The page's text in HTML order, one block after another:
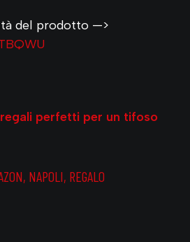
del prodotto —>
perfetti per un tifoso
, NAPOLI, REGALO